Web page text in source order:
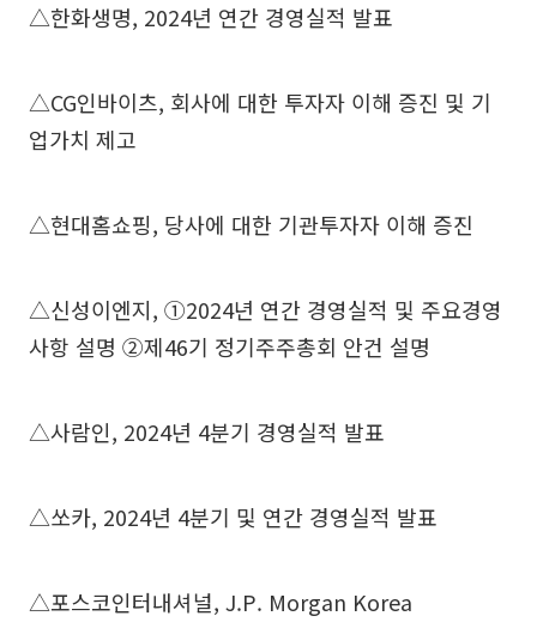
△한화생명, 2024년 연간 경영실적 발표
△CG인바이츠, 회사에 대한 투자자 이해 증진 및 기
업가치 제고
△현대홈쇼핑, 당사에 대한 기관투자자 이해 증진
△신성이엔지, ①2024년 연간 경영실적 및 주요경영
사항 설명 ②제46기 정기주주총회 안건 설명
△사람인, 2024년 4분기 경영실적 발표
△쏘카, 2024년 4분기 및 연간 경영실적 발표
△포스코인터내셔널, J.P. Morgan Korea